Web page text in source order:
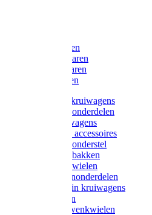
Snoeischaren
Heggenscharen
Takkenscharen
Snoeimessen
Landbouwkruiwagens
Kruiwagenonderdelen
Bouwkruiwagens
Kruiwagen accessoires
Kruiwagenonderstel
Kruiwagenbakken
Kruiwagenwielen
Steekwagenonderdelen
Huis en Tuin kruiwagens
Steekwagen
Bok- en Zwenkwielen